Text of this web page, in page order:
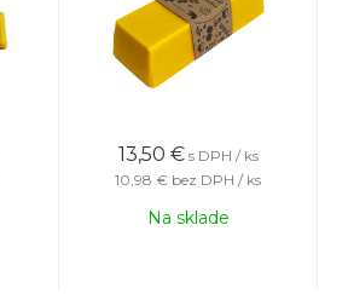
13,50 € s DPH / ks
10,98 € bez DPH / ks
Na sklade